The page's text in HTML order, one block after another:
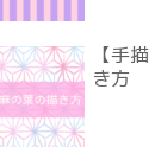
【手
き方